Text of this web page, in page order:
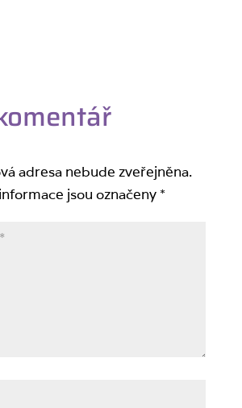
adresa nebude zveřejněna.
jsou označeny *